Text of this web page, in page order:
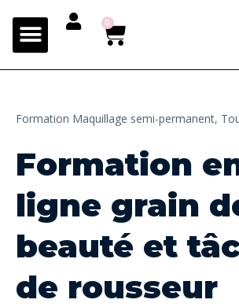
0
Formation Maquillage semi-permanent,
Formation
ligne grain
beauté et
de rousseur